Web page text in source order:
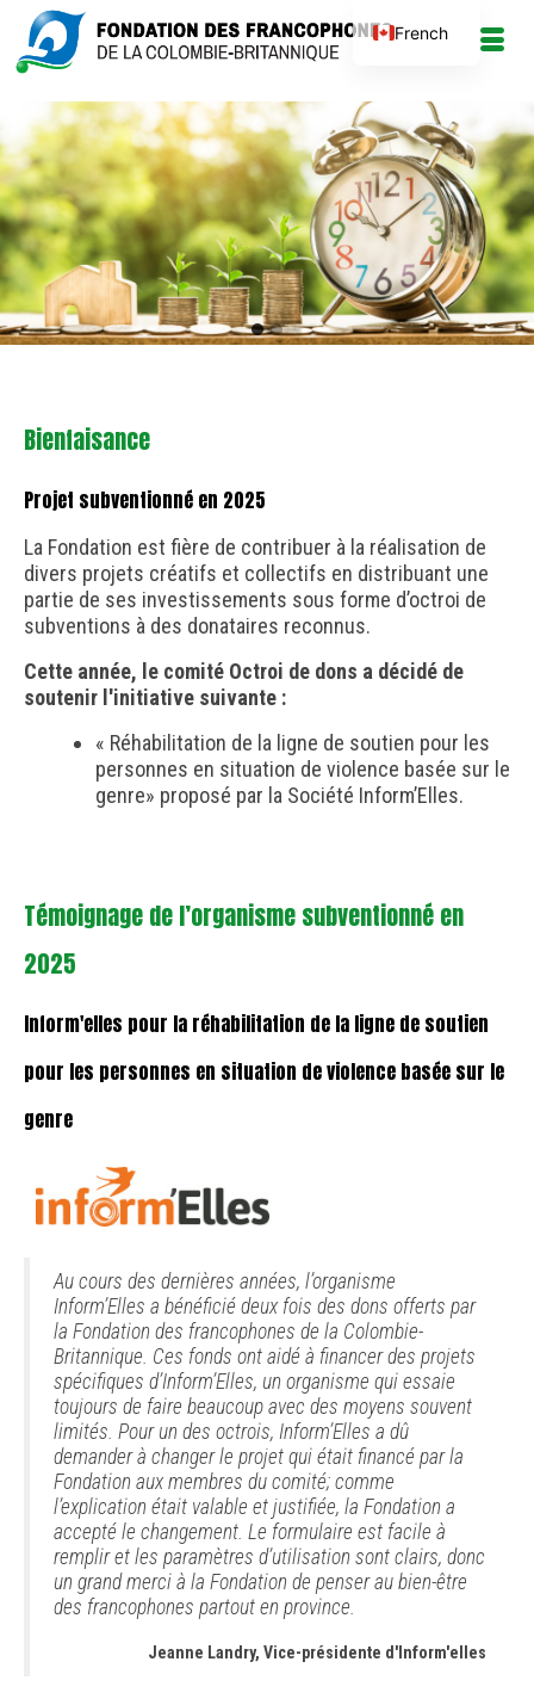
GoGo
Bienfaisance
Projet subventionné en 2025
La Fondation est fière de contribuer à la réalisation de
divers projets créatifs et collectifs en distribuant une
partie de ses investissements sous forme d’octroi de
subventions à des donataires reconnus.
Cette année, le comité Octroi de dons a décidé de
soutenir l'initiative suivante :
« Réhabilitation de la ligne de soutien pour les
personnes en situation de violence basée sur le
genre» proposé par la Société Inform’Elles.
Témoignage de l’organisme subventionné en
2025
Inform'elles pour la réhabilitation de la ligne de soutien
pour les personnes en situation de violence basée sur le
genre
Au cours des dernières années, l’organisme
Inform’Elles a bénéficié deux fois des dons offerts par
la Fondation des francophones de la Colombie-
Britannique. Ces fonds ont aidé à financer des projets
spécifiques d’Inform’Elles, un organisme qui essaie
toujours de faire beaucoup avec des moyens souvent
limités. Pour un des octrois, Inform’Elles a dû
demander à changer le projet qui était financé par la
Fondation aux membres du comité; comme
l’explication était valable et justifiée, la Fondation a
accepté le changement. Le formulaire est facile à
remplir et les paramètres d’utilisation sont clairs, donc
un grand merci à la Fondation de penser au bien-être
des francophones partout en province.
Jeanne Landry, Vice-présidente d'Inform'elles
French